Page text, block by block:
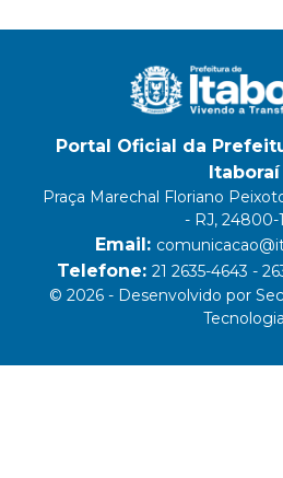
Portal Oficial da
Itaboraí
Praça Marechal Floriano
- RJ, 24800-
Email:
Telefone: 21 2635-4643 -
© 2026 - Desenvolvido por
Tecnologia